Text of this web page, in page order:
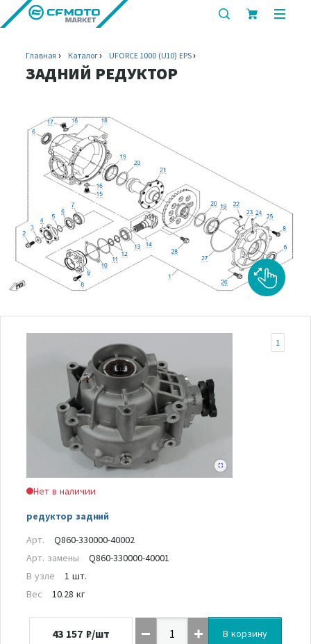
показать
Главная Каталог UFORCE 1000 (U10) EPS
ЗАДНИЙ РЕДУКТОР
Нет в наличии
редуктор задний
1
Арт.
Q860-330000-40002
Арт. замены
Q860-330000-40001
В узле
1 шт.
Вес
10.28 кг
43 157 ₽/шт В корзину